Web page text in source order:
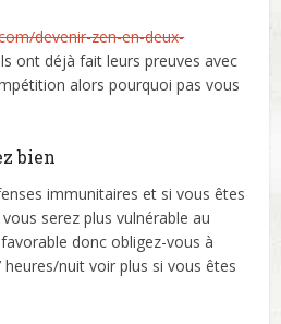
devenir-zen-en-deux-
ont déjà fait leurs preuves avec
alors pourquoi pas vous
bien
immunitaires et si vous êtes
vous serez plus vulnérable au
donc obligez-vous à
nuit voir plus si vous êtes